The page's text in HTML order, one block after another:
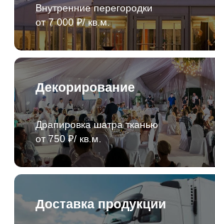
Внутренние перегородки
от 7 000 ₽/ кв.м.
Декорирование
Драпировка шатра тканью
от 750 ₽/ кв.м.
Доставка продукции